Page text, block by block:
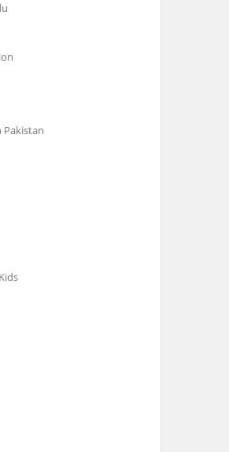
Pakistan